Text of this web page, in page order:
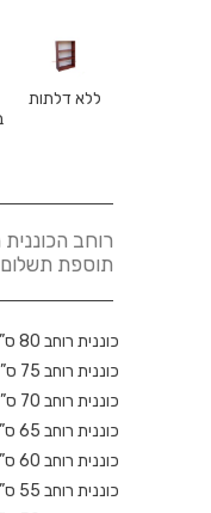
ללא דלתות
תוספת תשלום
כוננית רוחב 80 ס”מ
כוננית רוחב 75 ס”מ
כוננית רוחב 70 ס”מ
כוננית רוחב 65 ס”מ
כוננית רוחב 60 ס”מ
כוננית רוחב 55 ס”מ